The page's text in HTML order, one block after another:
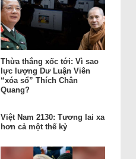
Thừa thắng xốc tới: Vì sao
lực lượng Dư Luận Viên
“xóa sổ” Thích Chân
Quang?
Việt Nam 2130: Tương lai xa
hơn cả một thế kỷ